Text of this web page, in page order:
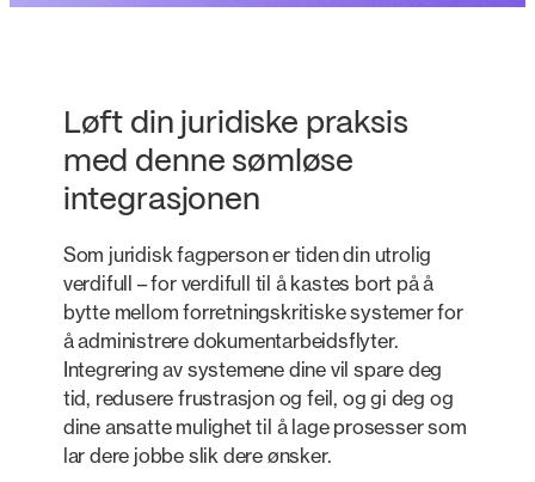
Løft din juridiske praksis
med denne sømløse
integrasjonen
Som juridisk fagperson er tiden din utrolig
verdifull – for verdifull til å kastes bort på å
bytte mellom forretningskritiske systemer for
å administrere dokumentarbeidsflyter.
Integrering av systemene dine vil spare deg
tid, redusere frustrasjon og feil, og gi deg og
dine ansatte mulighet til å lage prosesser som
lar dere jobbe slik dere ønsker.